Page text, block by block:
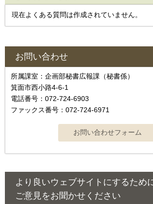
現在よくある質問は作成されていません。
お問い合わせ
所属課室：企画部秘書広報課（秘書係）
箕面市西小路4‐6‐1
電話番号：072-724-6903
ファックス番号：072-724-6971
より良いウェブサイトにするため
ご意見をお聞かせください